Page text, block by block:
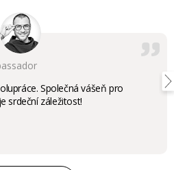
Společná vášeň pro
srdeční záležitost!